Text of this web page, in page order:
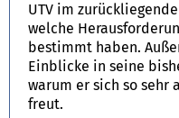
UTV im
welche
bestimmt haben.
Einblicke in seine
warum er sich so sehr
freut.